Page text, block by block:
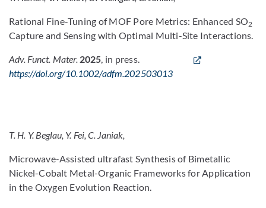
Rational Fine-Tuning of MOF Pore Metrics: Enhanced SO2
Capture and Sensing with Optimal Multi-Site Interactions.
Adv. Funct. Mater. 2025, in press.
https://doi.org/10.1002/adfm.202503013
T. H. Y. Beglau, Y. Fei, C. Janiak,
Microwave-Assisted ultrafast Synthesis of Bimetallic
Nickel-Cobalt Metal-Organic Frameworks for Application
in the Oxygen Evolution Reaction.